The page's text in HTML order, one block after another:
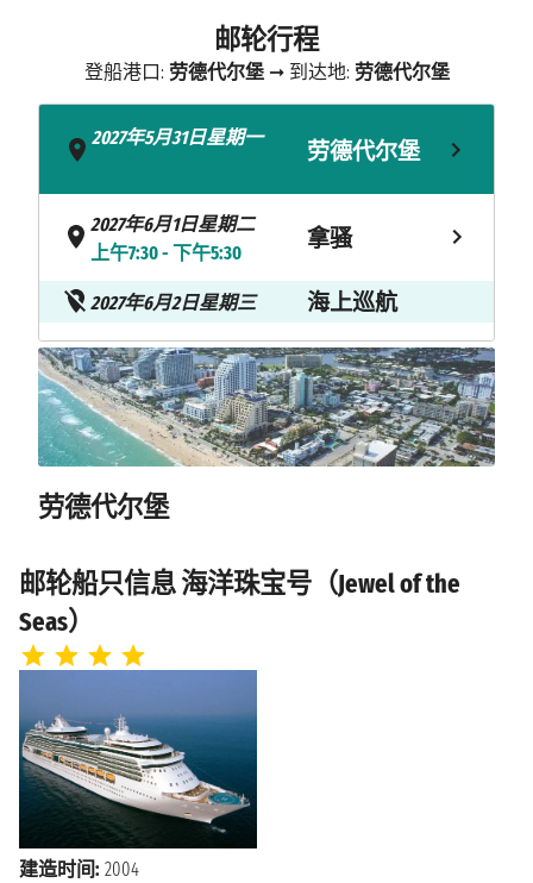
邮轮行程
登船港口: 劳德代尔堡➞ 到达地: 劳德代尔堡
2027年5月31日星期一
劳德代尔堡
2027年6月1日星期二
上午7:30 - 下午5:30
拿骚
2027年6月2日星期三 海上巡航
2027年6月3日星期四
上午8:00 - 下午5:00
自由港
2027年6月4日星期五
上午7:00
劳德代尔堡
劳德代尔堡
邮轮船只信息 海洋珠宝号（Jewel of the
Seas）
建造时间: 2004